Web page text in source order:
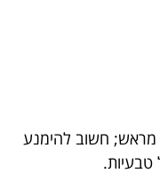
מראש; חשוב להימנע